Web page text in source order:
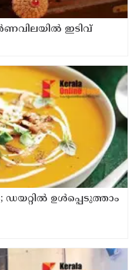
ഇടിവ്
ഡയറ്റിൽ ഉൾപ്പെടുത്താം